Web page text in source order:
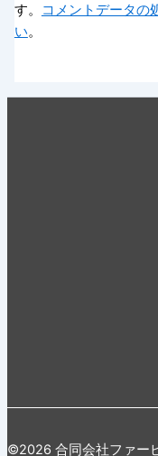
す。
コメントデータの
い。
©2026 合同会社ファー